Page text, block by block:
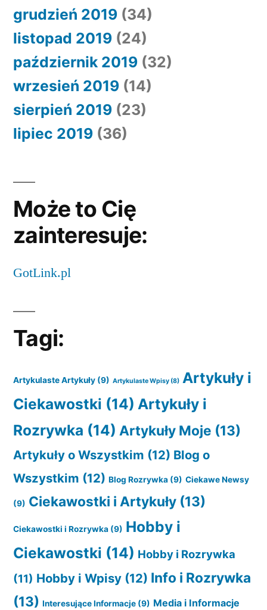
grudzień 2019 (34)
listopad 2019 (24)
październik 2019 (32)
wrzesień 2019 (14)
sierpień 2019 (23)
lipiec 2019 (36)
Może to Cię
zainteresuje:
GotLink.pl
Tagi:
Artykulaste Artykuły (9) Artykulaste Wpisy (8) Artykuły i
Ciekawostki (14) Artykuły i
Rozrywka (14) Artykuły Moje (13)
Artykuły o Wszystkim (12) Blog o
Wszystkim (12) Blog Rozrywka (9) Ciekawe Newsy
(9) Ciekawostki i Artykuły (13)
Ciekawostki i Rozrywka (9) Hobby i
Ciekawostki (14) Hobby i Rozrywka
(11) Hobby i Wpisy (12) Info i Rozrywka
(13) Interesujące Informacje (9) Media i Informacje